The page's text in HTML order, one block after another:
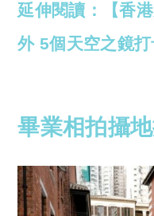
延伸閱讀：【香
外 5個天空之鏡打
畢業相拍攝